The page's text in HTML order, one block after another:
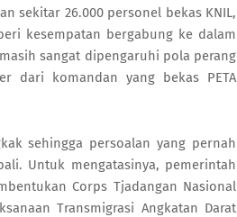
sekitar 26.000 personel bekas KNIL,
kesempatan bergabung ke dalam
sangat dipengaruhi pola perang
dari komandan yang bekas PETA
sehingga persoalan yang pernah
Untuk mengatasinya, pemerintah
Corps Tjadangan Nasional
Transmigrasi Angkatan Darat